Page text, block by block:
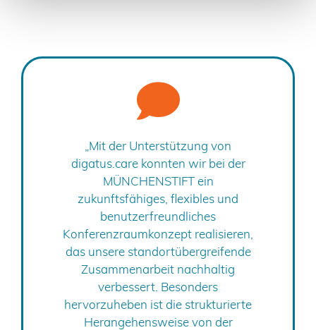
„Mit der Unterstützung von
digatus.care konnten wir bei der
MÜNCHENSTIFT ein
zukunftsfähiges, flexibles und
benutzerfreundliches
Konferenzraumkonzept realisieren,
das unsere standortübergreifende
Zusammenarbeit nachhaltig
verbessert. Besonders
hervorzuheben ist die strukturierte
Herangehensweise von der